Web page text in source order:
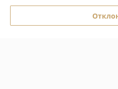
О нас